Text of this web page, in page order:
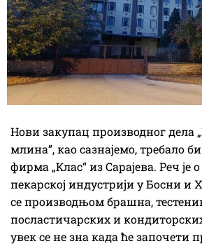
Нови закупац производног дела
млина”, као сазнајемо, требало
фирма „Клас“ из Сарајева. Реч је
пекарској индустрији у Босни и
се производњом брашна,
посластичарских и
увек се не зна када ће започети